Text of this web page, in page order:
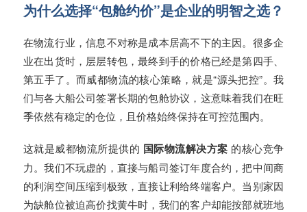
为什么选择“包舱约价”是企业的明智之选？
在物流行业，信息不对称是成本居高不下的主因。很多企
业在出货时，层层转包，最终到手的价格已经是第四手、
第五手了。而威都物流的核心策略，就是“源头把控”。我
们与各大船公司签署长期的包舱协议，这意味着我们在旺
季依然有稳定的仓位，且价格始终保持在可控范围内。
这就是威都物流所提供的 国际物流解决方案 的核心竞争
力。我们不玩虚的，直接与船司签订年度合约，把中间商
的利润空间压缩到极致，直接让利给终端客户。当别家因
为缺舱位被迫高价找黄牛时，我们的客户却能按部就班地